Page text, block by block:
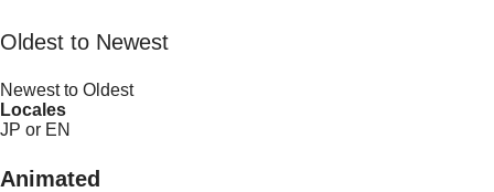
Oldest to Newest
Newest to Oldest
Locales
JP or EN
Animated